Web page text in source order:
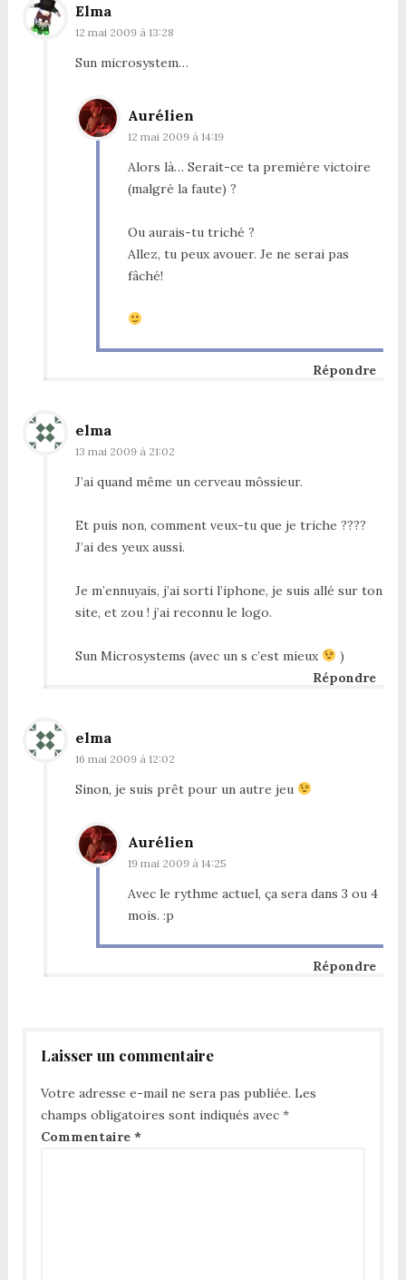
Elma
12 mai 2009 à 13:28
Sun microsystem…
Répondre
Aurélien
12 mai 2009 à 14:19
Alors là… Serait-ce ta première victoire
(malgré la faute) ?
Ou aurais-tu triché ?
Allez, tu peux avouer. Je ne serai pas
fâché!
elma
13 mai 2009 à 21:02
J’ai quand même un cerveau môssieur.
Et puis non, comment veux-tu que je triche ????
J’ai des yeux aussi.
Je m’ennuyais, j’ai sorti l’iphone, je suis allé sur ton
site, et zou ! j’ai reconnu le logo.
Sun Microsystems (avec un s c’est mieux
)
Répondre
elma
16 mai 2009 à 12:02
Sinon, je suis prêt pour un autre jeu
Répondre
Aurélien
19 mai 2009 à 14:25
Avec le rythme actuel, ça sera dans 3 ou 4
mois. :p
Laisser un commentaire
Votre adresse e-mail ne sera pas publiée. Les
champs obligatoires sont indiqués avec *
Commentaire *